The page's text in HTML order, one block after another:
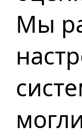
Мы